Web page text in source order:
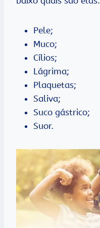
Pele;
Muco;
Cílios;
Lágrima;
Plaquetas;
Saliva;
Suco gástrico;
Suor.